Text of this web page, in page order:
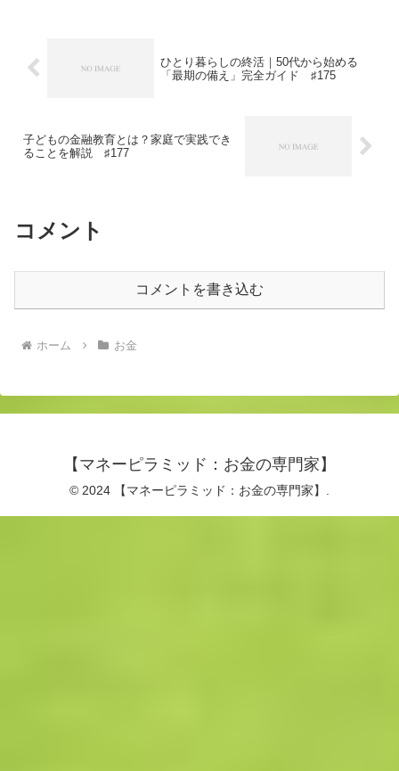
ひとり暮らしの終活｜50代から始める
「最期の備え」完全ガイド ♯175
子どもの金融教育とは？家庭で実践でき
ることを解説 ♯177
コメント
コメントを書き込む
ホーム お金
【マネーピラミッド：お金の専門家】
© 2024 【マネーピラミッド：お金の専門家】.